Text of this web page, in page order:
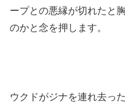
ープとの悪縁が切れたと
のかと念を押します。
ウクドがジナを連れ去っ